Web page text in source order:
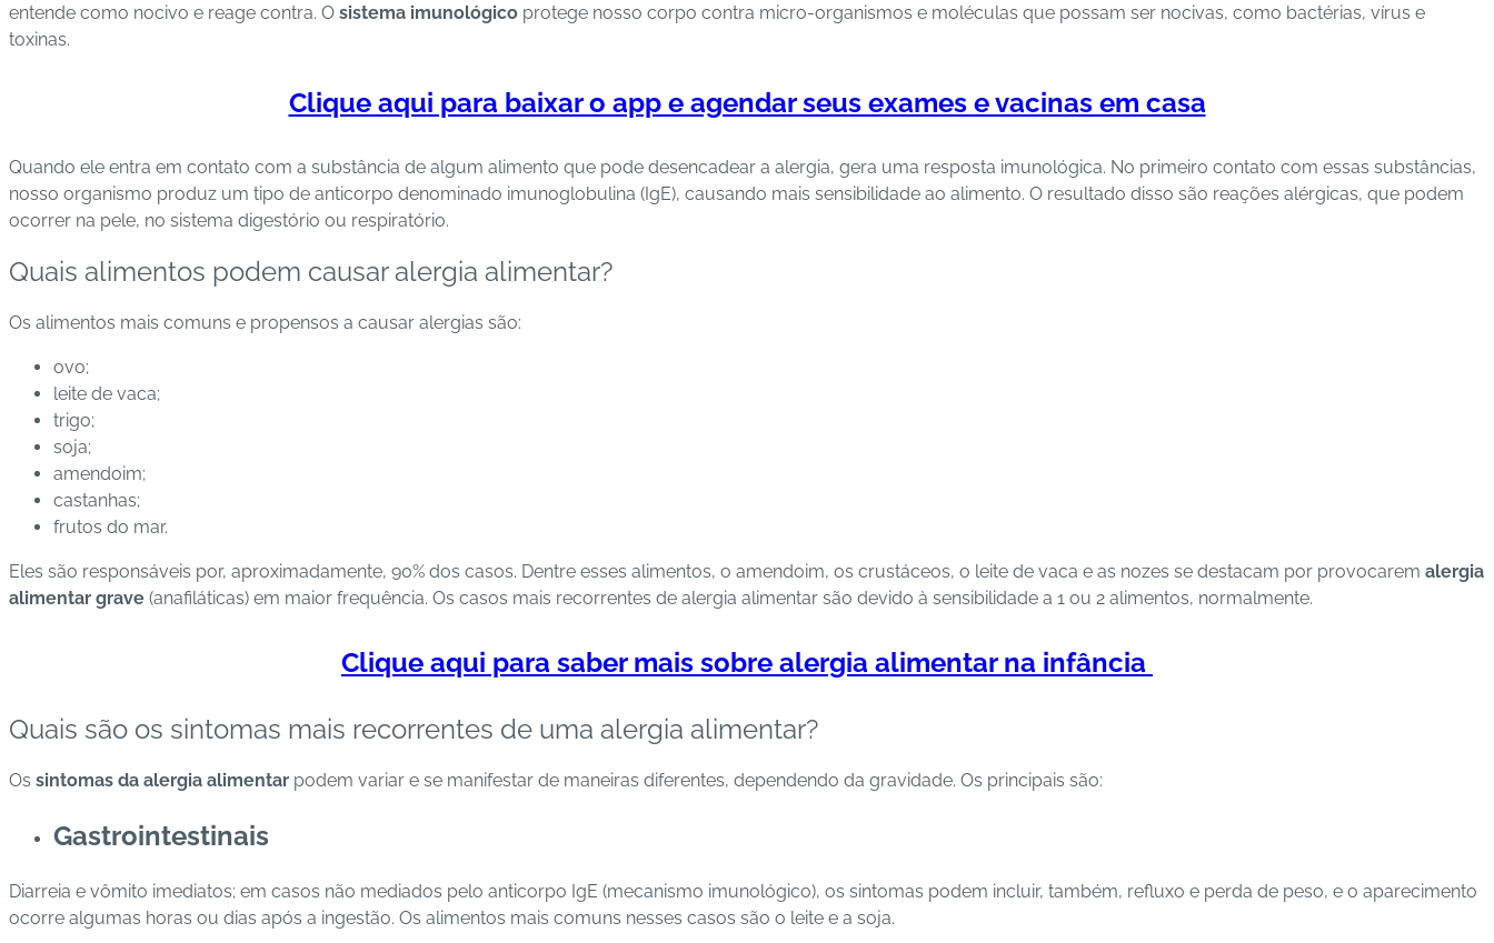
entende como nocivo e reage contra. O sistema imunológico protege nosso corpo contra micro-organismos e moléculas que possam ser nocivas, como bactérias, vírus e
toxinas.
Clique aqui para baixar o app e agendar seus exames e vacinas em casa
Quando ele entra em contato com a substância de algum alimento que pode desencadear a alergia, gera uma resposta imunológica. No primeiro contato com essas substâncias,
nosso organismo produz um tipo de anticorpo denominado imunoglobulina (IgE), causando mais sensibilidade ao alimento. O resultado disso são reações alérgicas, que podem
ocorrer na pele, no sistema digestório ou respiratório.
Quais alimentos podem causar alergia alimentar?
Os alimentos mais comuns e propensos a causar alergias são:
ovo;
leite de vaca;
trigo;
soja;
amendoim;
castanhas;
frutos do mar.
Eles são responsáveis por, aproximadamente, 90% dos casos. Dentre esses alimentos, o amendoim, os crustáceos, o leite de vaca e as nozes se destacam por provocarem alergia
alimentar grave (anafiláticas) em maior frequência. Os casos mais recorrentes de alergia alimentar são devido à sensibilidade a 1 ou 2 alimentos, normalmente.
Clique aqui para saber mais sobre alergia alimentar na infância
Quais são os sintomas mais recorrentes de uma alergia alimentar?
Os sintomas da alergia alimentar podem variar e se manifestar de maneiras diferentes, dependendo da gravidade. Os principais são:
Gastrointestinais
Diarreia e vômito imediatos; em casos não mediados pelo anticorpo IgE (mecanismo imunológico), os sintomas podem incluir, também, refluxo e perda de peso, e o aparecimento
ocorre algumas horas ou dias após a ingestão. Os alimentos mais comuns nesses casos são o leite e a soja.